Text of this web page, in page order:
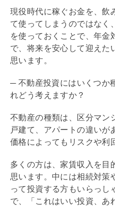
現役時代に稼ぐお金を、飲
て使ってしまうのではなく
を使っておくことで、年金
で、将来を安心して迎えた
思います。
─ 不動産投資にはいくつか
れどう考えますか？
不動産の種類は、区分マン
戸建て、アパートの違いが
価格によってもリスクや利
多くの方は、家賃収入を目
思います。中には相続対策
って投資する方もいらっし
で、「これはいい投資、あ